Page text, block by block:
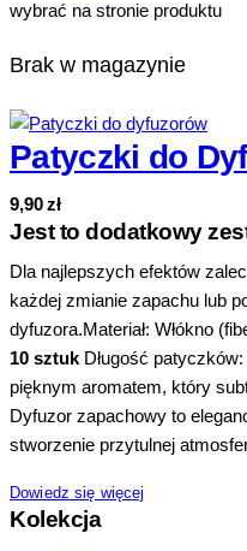
wybrać na stronie produktu
Brak w magazynie
Patyczki do
9,90zł
Jest to dodatkowy
Dla najlepszych efektów
każdej zmianie zapachu lub
dyfuzora.Materiał: Włókno
10 sztuk Długość patyczków:
pięknym aromatem, który
Dyfuzor zapachowy to
stworzenie przytulnej
Dowiedz się więcej
Kolekcja